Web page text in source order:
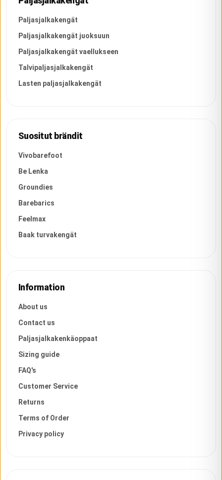
Paljasjalkakengät
Paljasjalkakengät juoksuun
Paljasjalkakengät vaellukseen
Talvipaljasjalkakengät
Lasten paljasjalkakengät
Suositut brändit
Vivobarefoot
Be Lenka
Groundies
Barebarics
Feelmax
Baak turvakengät
Information
About us
Contact us
Paljasjalkakenkäoppaat
Sizing guide
FAQ's
Customer Service
Returns
Terms of Order
Privacy policy